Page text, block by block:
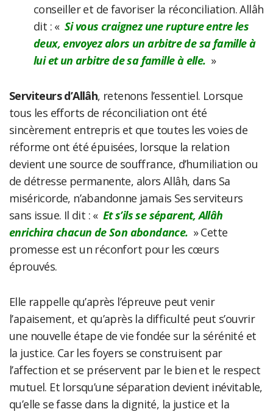
conseiller et de favoriser la réconciliation. Allâh
dit : « Si vous craignez une rupture entre les
deux, envoyez alors un arbitre de sa famille à
lui et un arbitre de sa famille à elle. »
Serviteurs d’Allâh, retenons l’essentiel. Lorsque
tous les efforts de réconciliation ont été
sincèrement entrepris et que toutes les voies de
réforme ont été épuisées, lorsque la relation
devient une source de souffrance, d’humiliation ou
de détresse permanente, alors Allâh, dans Sa
miséricorde, n’abandonne jamais Ses serviteurs
sans issue. Il dit : « Et s’ils se séparent, Allâh
enrichira chacun de Son abondance. » Cette
promesse est un réconfort pour les cœurs
éprouvés.
Elle rappelle qu’après l’épreuve peut venir
l’apaisement, et qu’après la difficulté peut s’ouvrir
une nouvelle étape de vie fondée sur la sérénité et
la justice. Car les foyers se construisent par
l’affection et se préservent par le bien et le respect
mutuel. Et lorsqu’une séparation devient inévitable,
qu’elle se fasse dans la dignité, la justice et la